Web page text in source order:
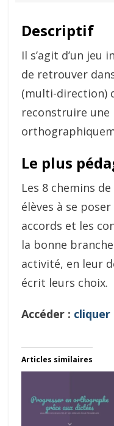
Descriptif
Il s’agit d’un
de retrouver
(multi-direction)
reconstruire une
Le plus
Les 8 chemins
élèves à se
accords et les
la bonne
activité, en leur
écrit leurs choix.
Accéder : cliquer
Articles similaires